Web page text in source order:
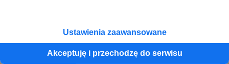
Ustawienia zaawansowane
Akceptuję i przechodzę do serwisu
Cofnij Zarejestruj się i przejdź dalej